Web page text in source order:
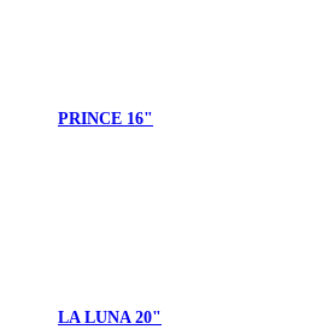
PRINCE 16"
LA LUNA 20"